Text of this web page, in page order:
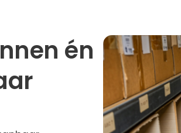
én